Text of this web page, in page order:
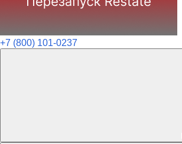
+7 (800) 101-0237